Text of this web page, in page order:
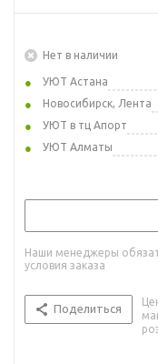
Нет в наличии
УЮТ Астана
Новосибирск, Лента
УЮТ в тц Апорт
УЮТ Алматы
Наши менеджеры
условия заказа
Поделиться